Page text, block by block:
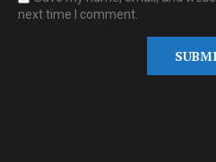
next time I comment.